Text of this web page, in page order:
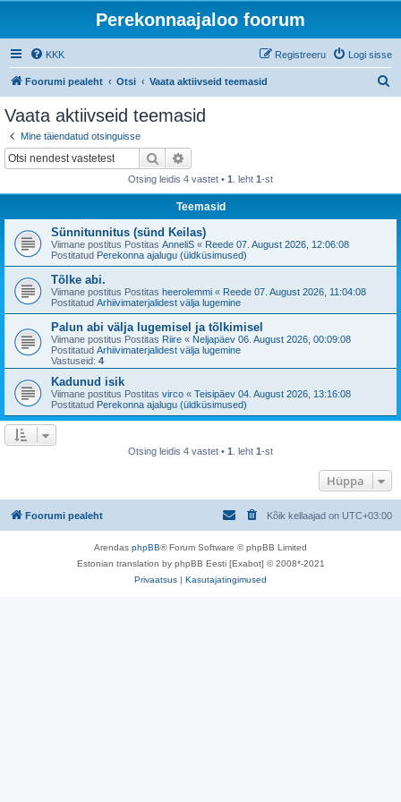
Perekonnaajaloo foorum
KKK Logi sisse
Registreeru
Foorumi pealeht Otsi Vaata aktiivseid teemasid
Vaata aktiivseid teemasid
Mine täiendatud otsinguisse
Otsi
Otsing leidis 4 vastet • 1 . leht 1-st
Teemasid
Sünnitunnitus (sünd Keilas)
Viimane postitus Postitas AnneliS « Reede 07. August 2026, 12:06:08
Postitatud Perekonna ajalugu (üldküsimused)
Tõlke abi.
Viimane postitus Postitas heerolemmi « Reede 07. August 2026, 11:04:08
Postitatud Arhiivimaterjalidest välja lugemine
Palun abi välja lugemisel ja tõlkimisel
Viimane postitus Postitas Riire « Neljapäev 06. August 2026, 00:09:08
Postitatud Arhiivimaterjalidest välja lugemine
Vastuseid: 4
Kadunud isik
Viimane postitus Postitas virco « Teisipäev 04. August 2026, 13:16:08
Postitatud Perekonna ajalugu (üldküsimused)
Otsing leidis 4 vastet • 1 . leht 1-st
Hüppa
Foorumi pealeht Kõik kellaajad on UTC+03:00
Arendas phpBB® Forum Software © phpBB Limited
Estonian translation by phpBB Eesti [Exabot] © 2008*-2021
Privaatsus | Kasutajatingimused